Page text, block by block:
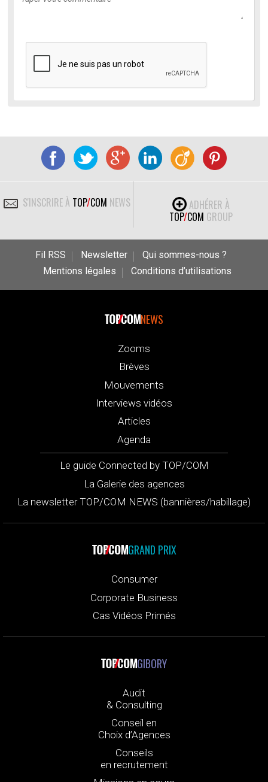
S'INSCRIRE À TOP/COM NEWS
ADHÉRER À
TOP/COM GROUP
Fil RSS Newsletter
Qui sommes-nous ?
Mentions légales
Conditions d’utilisations
NEWS
Zooms
Brèves
Mouvements
Interviews vidéos
Articles
Agenda
Le guide Connected by TOP/COM
La Galerie des agences
La newsletter TOP/COM NEWS (bannières/habillage)
GRAND PRIX
Consumer
Corporate Business
Cas Vidéos Primés
GIBORY
Audit
& Consulting
Conseil en
Choix d’Agences
Conseils
en recrutement